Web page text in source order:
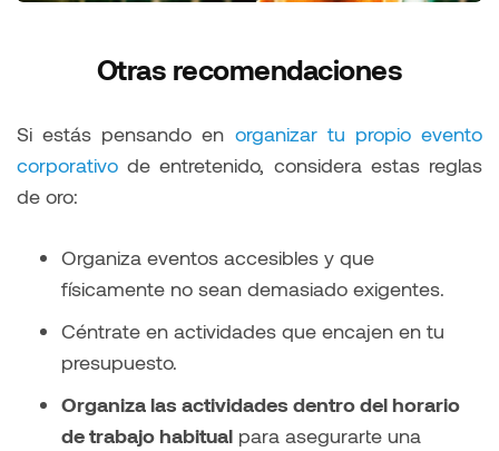
Otras recomendaciones
Si estás pensando en organizar tu propio evento
corporativo de entretenido, considera estas reglas
de oro:
Organiza eventos accesibles y que
físicamente no sean demasiado exigentes.
Céntrate en actividades que encajen en tu
presupuesto.
Organiza las actividades dentro del horario
de trabajo habitual para asegurarte una